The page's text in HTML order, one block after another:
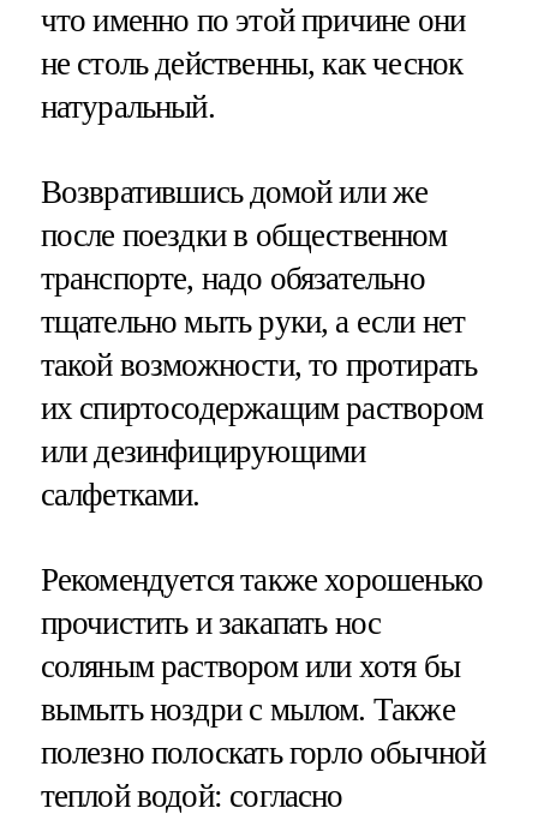
что именно по этой причине они
не столь действенны, как чеснок
натуральный.
Возвратившись домой или же
после поездки в общественном
транспорте, надо обязательно
тщательно мыть руки, а если нет
такой возможности, то протирать
их спиртосодержащим раствором
или дезинфицирующими
салфетками.
Рекомендуется также хорошенько
прочистить и закапать нос
соляным раствором или хотя бы
вымыть ноздри с мылом. Также
полезно полоскать горло обычной
теплой водой: согласно